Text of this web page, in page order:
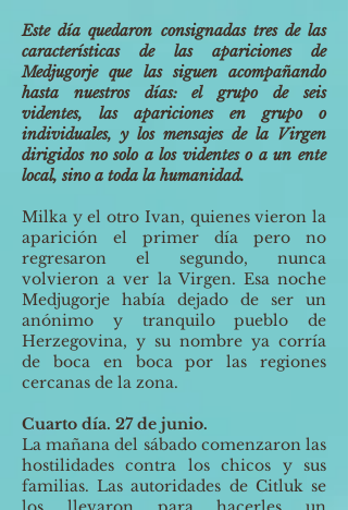
Este día quedaron consignadas tres de las
características de las apariciones de
Medjugorje que las siguen acompañando
hasta nuestros días: el grupo de seis
videntes, las apariciones en grupo o
individuales, y los mensajes de la Virgen
dirigidos no solo a los videntes o a un ente
local, sino a toda la humanidad.
Milka y el otro Ivan, quienes vieron la
aparición el primer día pero no
regresaron el segundo, nunca
volvieron a ver la Virgen. Esa noche
Medjugorje había dejado de ser un
anónimo y tranquilo pueblo de
Herzegovina, y su nombre ya corría
de boca en boca por las regiones
cercanas de la zona.
Cuarto día. 27 de junio.
La mañana del sábado comenzaron las
hostilidades contra los chicos y sus
familias. Las autoridades de Citluk se